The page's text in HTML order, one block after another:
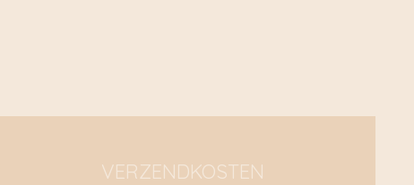
VERZENDKOSTEN